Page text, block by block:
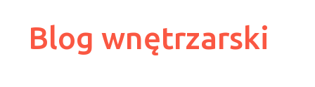
contentBlog wnętrzarski